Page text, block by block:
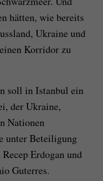
hätten, wie bereits
Ukraine und
Korridor zu
soll in Istanbul ein
der Ukraine,
Nationen
unter Beteiligung
Erdogan und
Guterres.